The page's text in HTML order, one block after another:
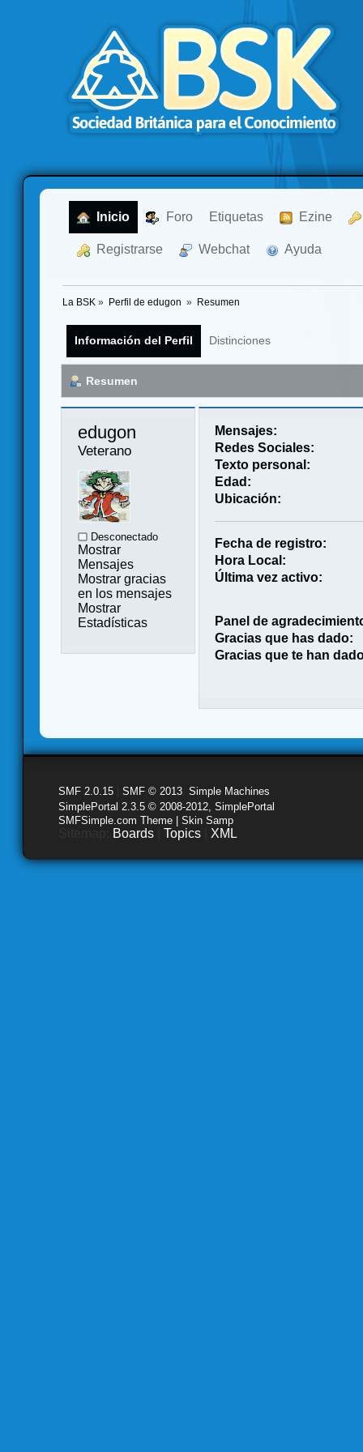
Inicio Foro Etiquetas Ezine
Registrarse Webchat Ayuda
La BSK » Perfil de edugon » Resumen
Información del Perfil Distinciones
Resumen
edugon
Veterano
Desconectado
Mostrar
Mensajes
Mostrar gracias
en los mensajes
Mostrar
Estadísticas
Mensajes:
Redes Sociales:
Texto personal:
Edad:
Ubicación:
Fecha de registro:
Hora Local:
Última vez activo:
Panel de
Gracias que has dado:
Gracias que te han
SMF 2.0.15 SMF © 2013 Simple Machines
SimplePortal 2.3.5 © 2008-2012, SimplePortal
SMFSimple.com Theme | Skin Samp
Boards Topics XML